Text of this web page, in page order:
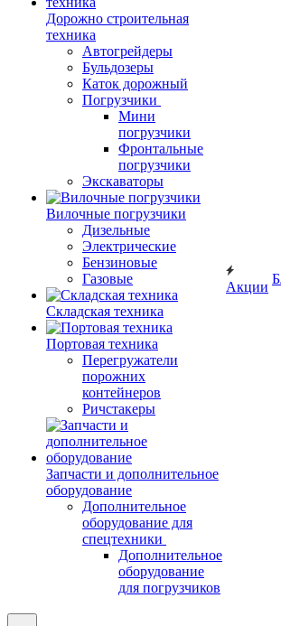
Дорожно строительная
техника
Автогрейдеры
Бульдозеры
Каток дорожный
Погрузчики
Мини
погрузчики
Фронтальные
погрузчики
Экскаваторы
Вилочные погрузчики
Дизельные
Электрические
Бензиновые
Газовые
Складская техника
Портовая техника
Перегружатели
порожних
контейнеров
Ричстакеры
Запчасти и дополнительное
оборудование
Дополнительное
оборудование для
спецтехники
Дополнительное
оборудование
для погрузчиков
Акции